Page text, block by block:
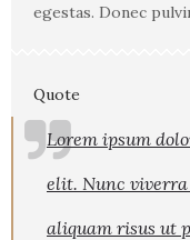
egestas. Donec
Quote
Lorem ipsum
elit. Nunc
aliquam risus ut